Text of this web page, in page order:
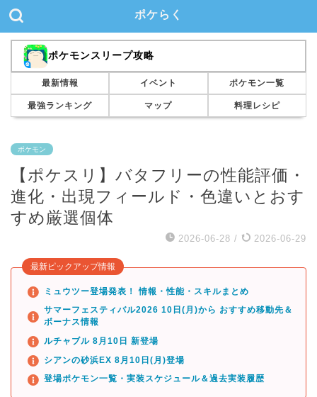
ポケらく
ポケモンスリープ攻略
最新情報 イベント ポケモン一覧
最強ランキング マップ 料理レシピ
ポケモン
【ポケスリ】バタフリーの性能評価・
進化・出現フィールド・色違いとおす
すめ厳選個体
2026-06-28 / 2026-06-29
最新ピックアップ情報
ミュウツー登場発表！ 情報・性能・スキルまとめ
サマーフェスティバル2026 10日(月)から おすすめ移動先＆
ボーナス情報
ルチャブル 8月10日 新登場
シアンの砂浜EX 8月10日(月)登場
登場ポケモン一覧・実装スケジュール＆過去実装履歴